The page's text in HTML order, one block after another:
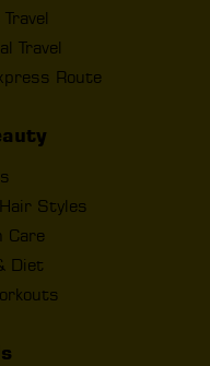
Travel
Route
Styles
Care
Diet